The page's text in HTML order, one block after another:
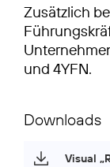
Zusätzlich
und 4YFN.
Downloads
Visual